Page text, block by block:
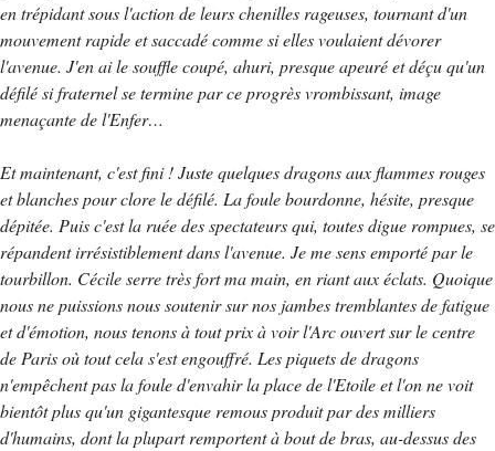
en trépidant sous l'action de leurs chenilles rageuses, tournant d'un
mouvement rapide et saccadé comme si elles voulaient dévorer
l'avenue. J'en ai le souffle coupé, ahuri, presque apeuré et déçu qu'un
défilé si fraternel se termine par ce progrès vrombissant, image
menaçante de l'Enfer…
Et maintenant, c'est fini ! Juste quelques dragons aux flammes rouges
et blanches pour clore le défilé. La foule bourdonne, hésite, presque
dépitée. Puis c'est la ruée des spectateurs qui, toutes digue rompues, se
répandent irrésistiblement dans l'avenue. Je me sens emporté par le
tourbillon. Cécile serre très fort ma main, en riant aux éclats. Quoique
nous ne puissions nous soutenir sur nos jambes tremblantes de fatigue
et d'émotion, nous tenons à tout prix à voir l'Arc ouvert sur le centre
de Paris où tout cela s'est engouffré. Les piquets de dragons
n'empêchent pas la foule d'envahir la place de l'Etoile et l'on ne voit
bientôt plus qu'un gigantesque remous produit par des milliers
d'humains, dont la plupart remportent à bout de bras, au-dessus des